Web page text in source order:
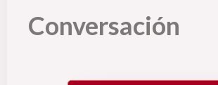
Conversación